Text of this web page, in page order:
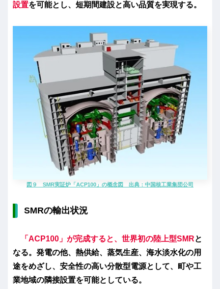
設置を可能とし、短期間建設と高い品質を実現する。
図９ SMR実証炉「ACP100」の概念図 出典：中国核工業集団公司
SMRの輸出状況
「ACP100」が完成すると、世界初の陸上型SMRと
なる。発電の他、熱供給、蒸気生産、海水淡水化の用
途をめざし、安全性の高い分散型電源として、町や工
業地域の隣接設置を可能としている。